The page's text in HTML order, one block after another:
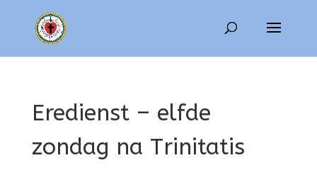
Eredienst – elfde
zondag na Trinitatis